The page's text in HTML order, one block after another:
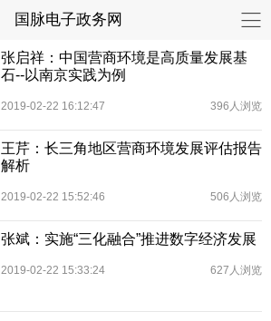
国脉电子政务网
张启祥：中国营商环境是高质量发展基
石--以南京实践为例
2019-02-22 16:12:47 396人浏览
王芹：长三角地区营商环境发展评估报告
解析
2019-02-22 15:52:46 506人浏览
张斌：实施“三化融合”推进数字经济发展
2019-02-22 15:33:24 627人浏览